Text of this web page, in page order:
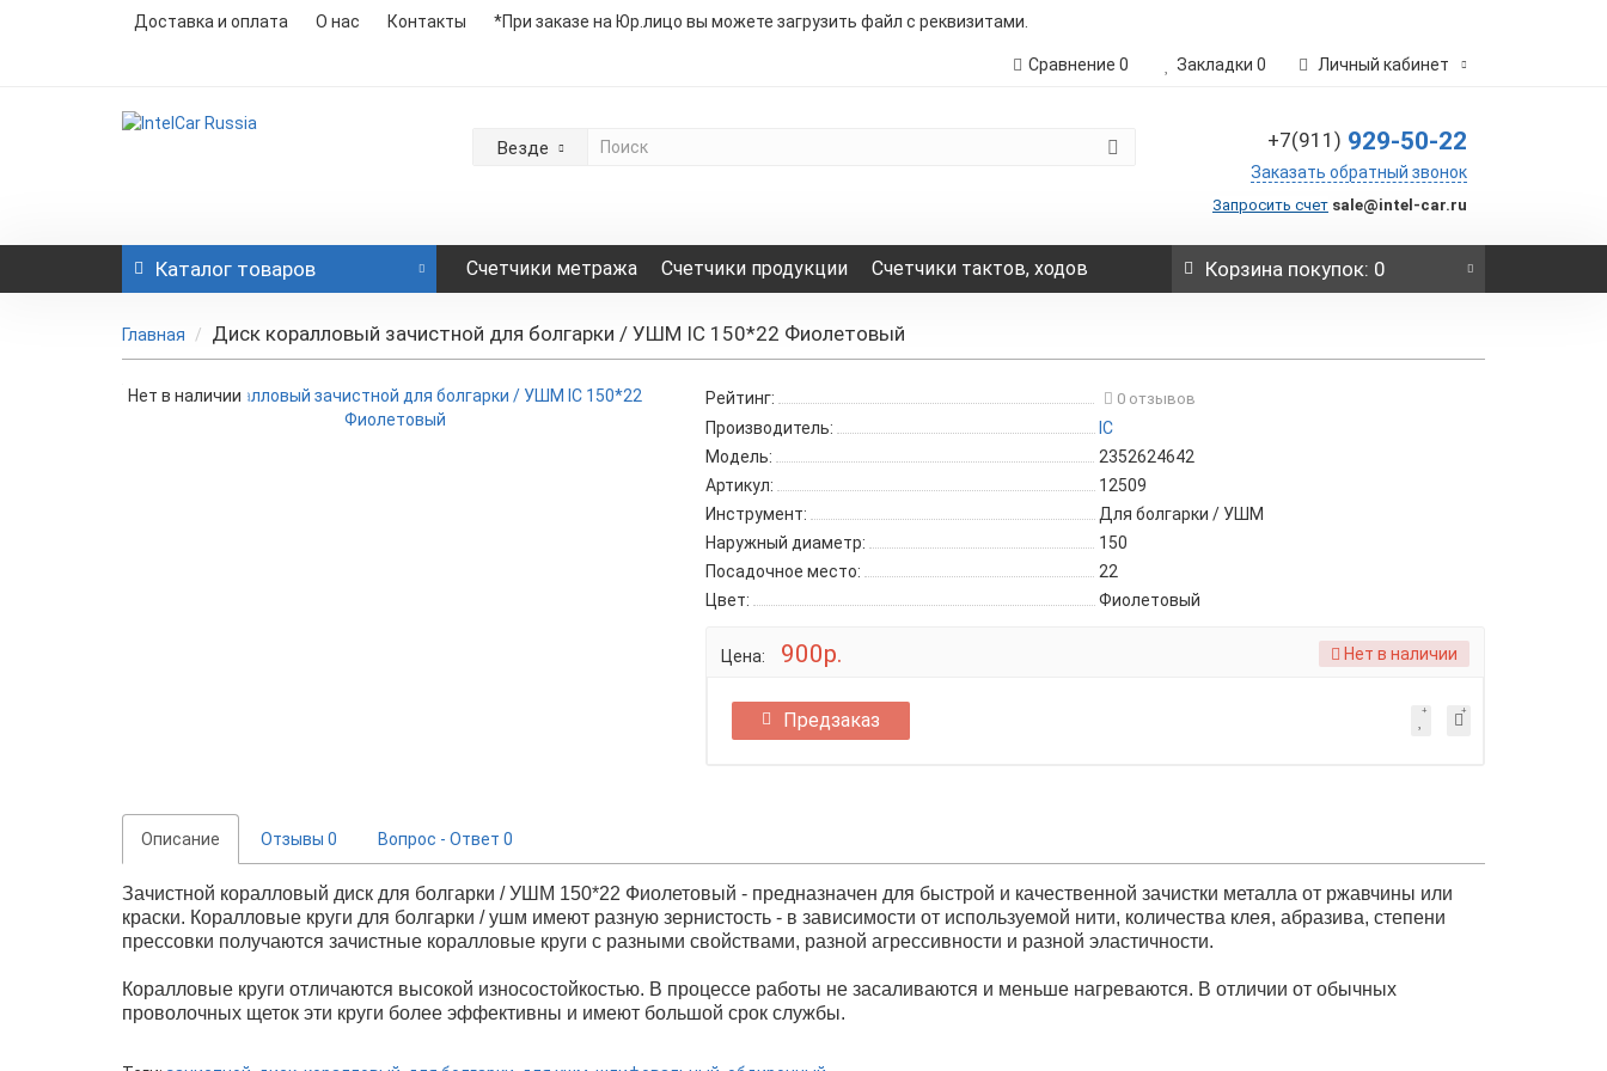
Доставка и оплата О нас Контакты *При заказе на Юр.лицо вы можете загрузить файл с реквизитами.
Сравнение 0 Закладки 0 Личный кабинет
Везде +7(911) 929-50-22
Заказать обратный звонок
Запросить счет sale@intel-car.ru
Каталог товаров Счетчики метража Счетчики продукции Счетчики тактов, ходов Корзинапокупок: 0
Главная Диск коралловый зачистной для болгарки / УШМ IC 150*22 Фиолетовый
Нет в наличии Рейтинг: 0 отзывов
Производитель:
IC
Модель:
2352624642
Артикул:
12509
Инструмент:
Для болгарки / УШМ
Наружный диаметр:
150
Посадочное место:
22
Цвет:
Фиолетовый
Цена: 900р. Нет в наличии
Предзаказ
Описание Отзывы 0 Вопрос - Ответ 0
Зачистной коралловый диск для болгарки / УШМ 150*22 Фиолетовый - предназначен для быстрой и качественной зачистки металла от ржавчины или
краски. Коралловые круги для болгарки / ушм имеют разную зернистость - в зависимости от используемой нити, количества клея, абразива, степени
прессовки получаются зачистные коралловые круги с разными свойствами, разной агрессивности и разной эластичности.
Коралловые круги отличаются высокой износостойкостью. В процессе работы не засаливаются и меньше нагреваются. В отличии от обычных
проволочных щеток эти круги более эффективны и имеют большой срок службы.